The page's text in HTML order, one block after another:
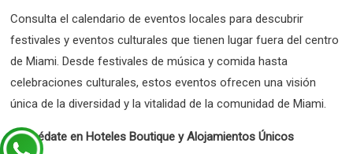
Consulta el calendario de eventos locales para descubrir
festivales y eventos culturales que tienen lugar fuera del centro
de Miami. Desde festivales de música y comida hasta
celebraciones culturales, estos eventos ofrecen una visión
única de la diversidad y la vitalidad de la comunidad de Miami.
Hospédate en Hoteles Boutique y Alojamientos Únicos